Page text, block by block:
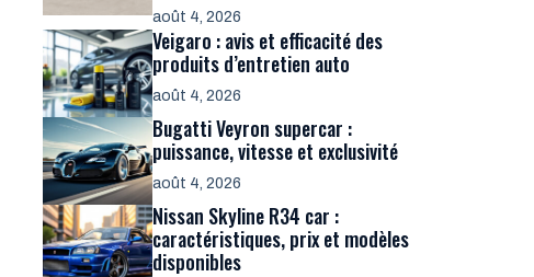
août 4, 2026
Veigaro : avis et efficacité des
produits d’entretien auto
août 4, 2026
Bugatti Veyron supercar :
puissance, vitesse et exclusivité
août 4, 2026
Nissan Skyline R34 car :
caractéristiques, prix et modèles
disponibles